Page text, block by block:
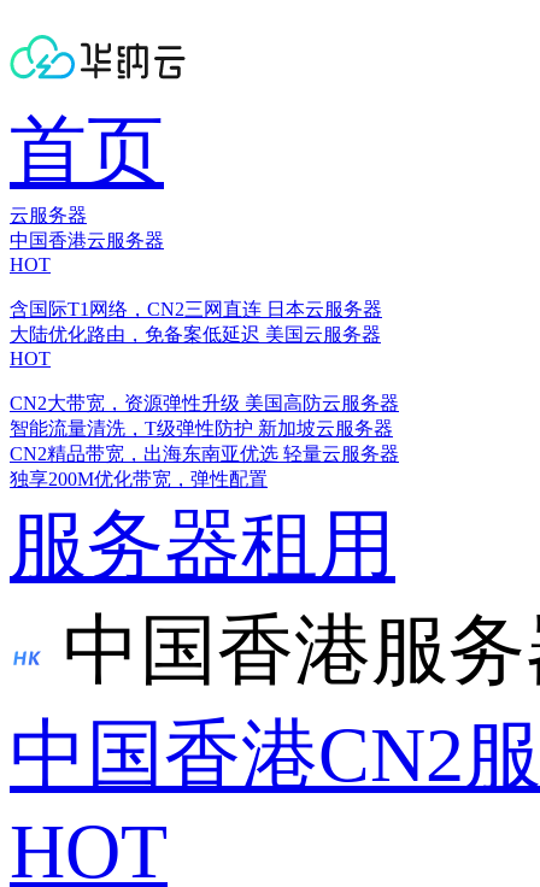
首页
云服务器
中国香港云服务器
HOT
含国际T1网络，CN2三网直连 日本云服务器
大陆优化路由，免备案低延迟 美国云服务器
HOT
CN2大带宽，资源弹性升级 美国高防云服务器
智能流量清洗，T级弹性防护 新加坡云服务器
CN2精品带宽，出海东南亚优选 轻量云服务器
独享200M优化带宽，弹性配置
服务器租用
中国香港服
中国香港CN2
HOT